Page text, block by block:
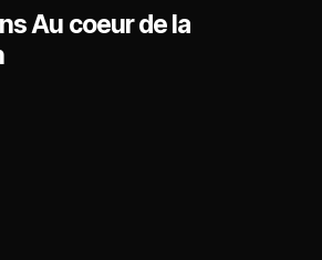
Au coeur de la